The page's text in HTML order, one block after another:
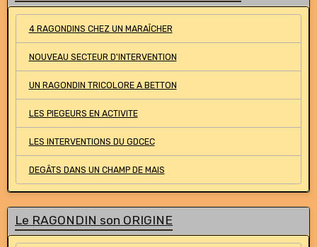
4 RAGONDINS CHEZ UN MARAÎCHER
NOUVEAU SECTEUR D'INTERVENTION
UN RAGONDIN TRICOLORE A BETTON
LES PIEGEURS EN ACTIVITE
LES INTERVENTIONS DU GDCEC
DEGÂTS DANS UN CHAMP DE MAIS
Le RAGONDIN son ORIGINE